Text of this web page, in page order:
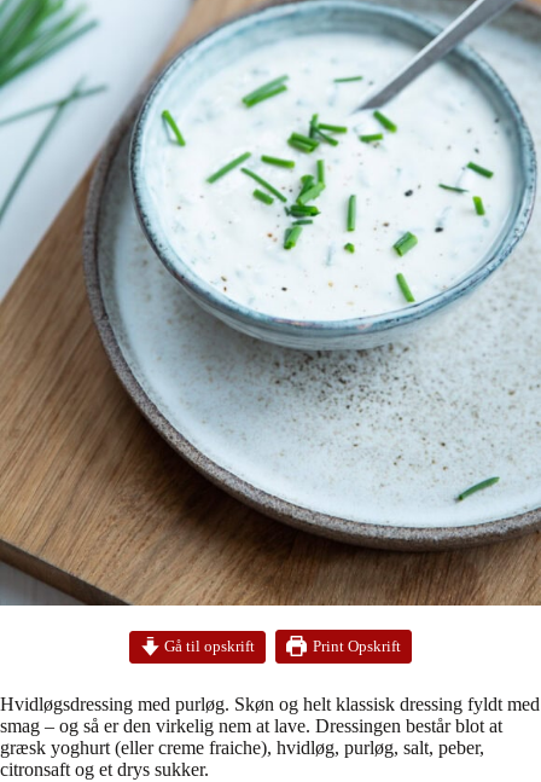
Gå til opskrift Print Opskrift
Hvidløgsdressing med purløg. Skøn og helt klassisk dressing fyldt med
smag – og så er den virkelig nem at lave. Dressingen består blot at
græsk yoghurt (eller creme fraiche), hvidløg, purløg, salt, peber,
citronsaft og et drys sukker.